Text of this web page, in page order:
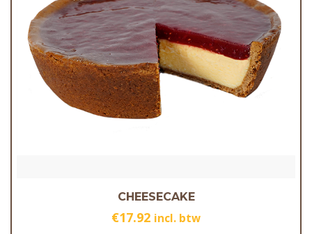
CHEESECAKE
€17.92 incl. btw